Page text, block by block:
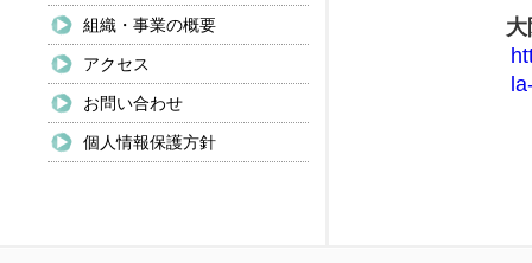
組織・事業の概要
アクセス
お問い合わせ
個人情報保護方針
大阪